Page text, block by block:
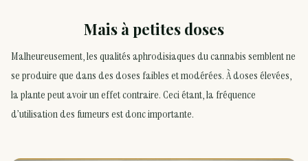
Mais à petites doses
Malheureusement, les qualités aphrodisiaques du cannabis semblent ne
se produire que dans des doses faibles et modérées. À doses élevées,
la plante peut avoir un effet contraire. Ceci étant, la fréquence
d’utilisation des fumeurs est donc importante.